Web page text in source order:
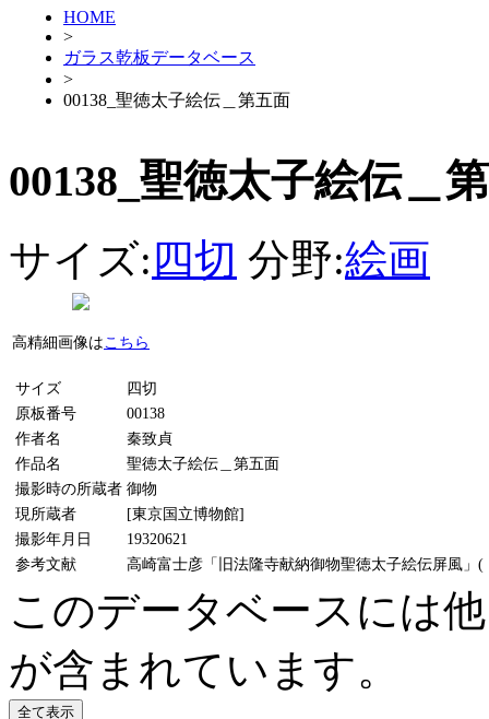
HOME
>
ガラス乾板データベース
>
00138_聖徳太子絵伝＿第五面
00138_聖徳太子絵伝＿
サイズ: 四切 分野:絵画
高精細画像はこちら
サイズ
四切
原板番号
00138
作者名
秦致貞
作品名
聖徳太子絵伝＿第五面
撮影時の所蔵者 御物
現所蔵者
[東京国立博物館]
撮影年月日
19320621
参考文献
高崎富士彦「旧法隆寺献納御物聖徳太子絵伝屏風」(
このデータベースには
が含まれています。